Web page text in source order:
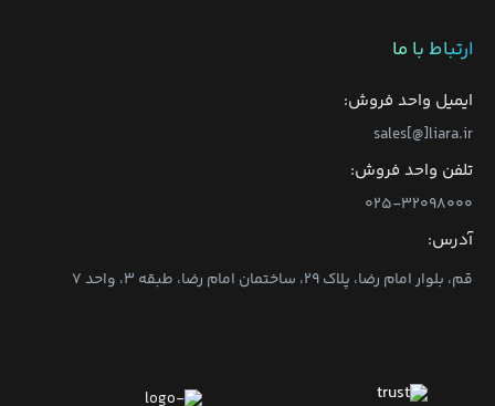
ارتباط با ما
ایمیل واحد فروش:
sales[@]liara.ir
تلفن واحد فروش:
۰۲۵-۳۲۰۹۸۰۰۰
آدرس:
قم، بلوار امام رضا، پلاک ۲۹، ساختمان امام رضا، طبقه ۳، واحد ۷